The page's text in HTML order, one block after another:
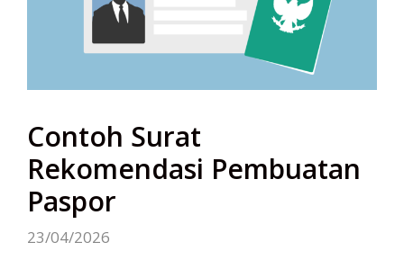
Contoh Surat
Rekomendasi Pembuatan
Paspor
23/04/2026